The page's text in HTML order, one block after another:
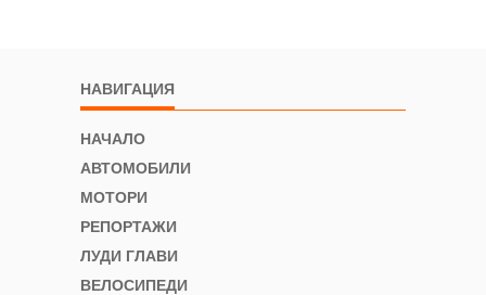
НАВИГАЦИЯ
НАЧАЛО
АВТОМОБИЛИ
МОТОРИ
РЕПОРТАЖИ
ЛУДИ ГЛАВИ
ВЕЛОСИПЕДИ